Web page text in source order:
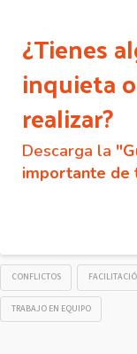
¿Tienes
inquieta
realizar?
Descarga la
importante de
CONFLICTOS
TRABAJO EN EQUIPO